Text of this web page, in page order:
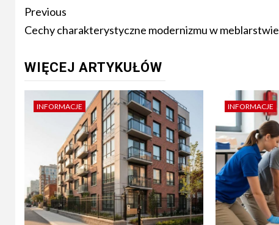
Post
navigation
Previous
Cechy charakterystyczne modernizmu w meblarstwie
WIĘCEJ ARTYKUŁÓW
INFORMACJE INFORMACJE